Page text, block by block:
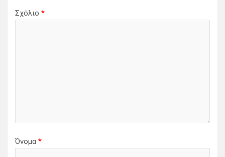
Σχόλιο *
Όνομα *